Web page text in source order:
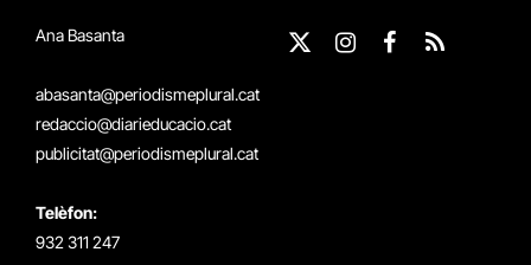
Ana Basanta
abasanta@periodismeplural.cat
redaccio@diarieducacio.cat
publicitat@periodismeplural.cat
Telèfon:
932 311 247
X
InstagramFacebook
RSS